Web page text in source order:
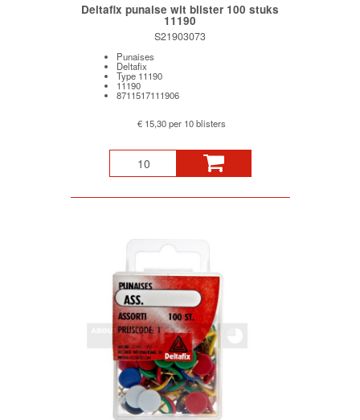
Deltafix punaise wit blister 100 stuks
11190
S21903073
Punaises
Deltafix
Type 11190
11190
8711517111906
€ 15,30 per 10 blisters